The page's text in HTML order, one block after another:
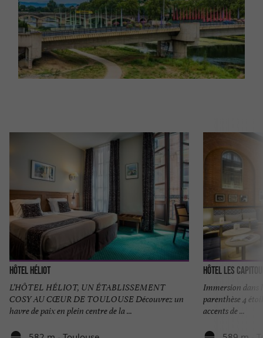
Hôtel Héliot
L’HÔTEL HÉLIOT, UN ÉTABLISSEMENT
COSY AU CŒUR DE TOULOUSE Découvrez un
havre de paix en plein centre de la ...
Hôtel les
Immersion dans
parenthèse 4
accents de ...